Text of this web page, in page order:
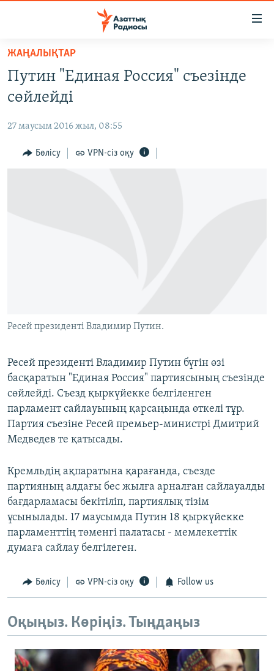
Skip
main
content
to
Navigation
Skip
ЖАҢАЛЫҚТАР
САЯСАТ
ҚАҢТАР ОҚИҒАСЫ
АДАМ ҚҰҚЫҚТАРЫ
ЖАҢАЛЫҚТАР
Путин "Единая Россия" съезінде
сөйлейді
27 маусым 2016 жыл, 08:55
Бөлісу VPN-сіз оқу
Ресей президенті Владимир Путин.
Ресей президенті Владимир Путин бүгін өзі
басқаратын "Единая Россия" партиясының съезінде
сөйлейді. Съезд қыркүйекке белгіленген
парламент сайлауының қарсаңында өткелі тұр.
Партия съезіне Ресей премьер-министрі Дмитрий
Медведев те қатысады.
Кремльдің ақпаратына қарағанда, съезде
партияның алдағы бес жылға арналған сайлауалды
бағдарламасы бекітіліп, партиялық тізім
ұсынылады. 17 маусымда Путин 18 қыркүйекке
парламенттің төменгі палатасы - мемлекеттік
думаға сайлау белгілеген.
Бөлісу VPN-сіз оқу Follow us
Оқыңыз. Көріңіз. Тыңдаңыз